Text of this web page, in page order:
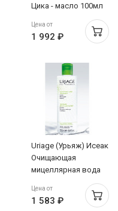
Цика - масло 100мл
Цена от
1 992 ₽
Uriage (Урьяж) Исеак
Очищающая
мицеллярная вода
комбинированной
кожи 250 мл
Цена от
1 583 ₽